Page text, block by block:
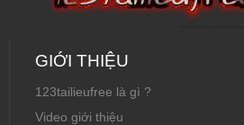
GIỚI THIỆU
123tailieufree là gì ?
Video giới thiệu